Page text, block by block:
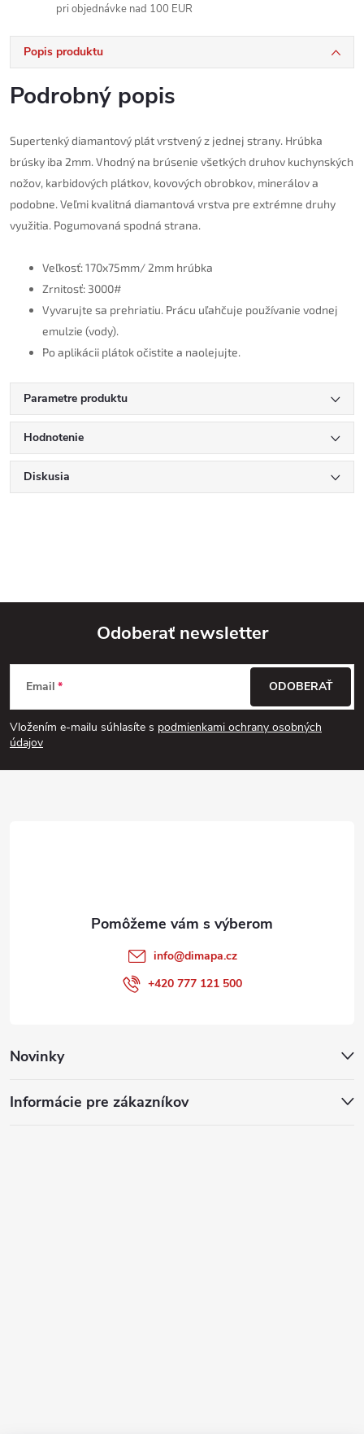
pri objednávke nad 100 EUR
Popis produktu
Podrobný popis
Supertenký diamantový plát vrstvený z jednej strany. Hrúbka
brúsky iba 2mm. Vhodný na brúsenie všetkých druhov kuchynských
nožov, karbidových plátkov, kovových obrobkov, minerálov a
podobne. Veľmi kvalitná diamantová vrstva pre extrémne druhy
využitia. Pogumovaná spodná strana.
Veľkosť: 170x75mm/ 2mm hrúbka
Zrnitosť: 3000#
Vyvarujte sa prehriatiu. Prácu uľahčuje používanie vodnej
emulzie (vody).
Po aplikácii plátok očistite a naolejujte.
Parametre produktu
Hodnotenie
Diskusia
Z
á
p
Odoberať newsletter
Email
Vložením e-mailu súhlasíte s podmienkami ochrany osobných
údajov
ODOBERAŤ
Novinky
Informácie pre zákazníkov
info@dimapa.cz
+420 777 121 500